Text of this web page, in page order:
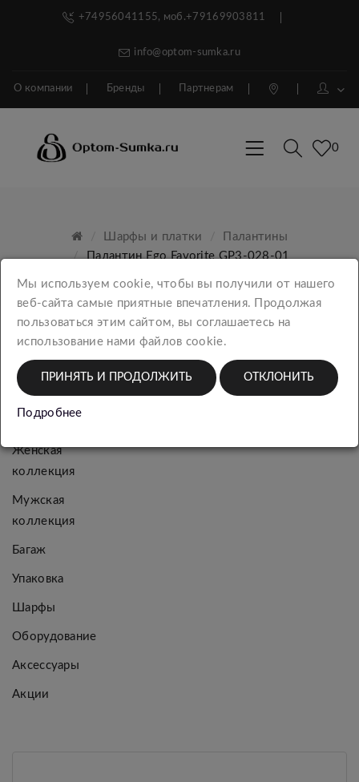
+74956041155, моб.+79169903811
info@optom-sumka.ru
О компании Бренды Партнерам
0
Шарфы и платки
Палантины
Палантин Ego Favorite GP3-028-01
КАТЕГОРИИ
Новинки
Женская
коллекция
Мужская
коллекция
Багаж
Упаковка
Шарфы
Оборудование
Аксессуары
Акции
Мы используем cookie, чтобы вы получили от нашего
веб-сайта самые приятные впечатления. Продолжая
пользоваться этим сайтом, вы соглашаетесь на
использование нами файлов cookie.
ПРИНЯТЬ И ПРОДОЛЖИТЬ ОТКЛОНИТЬ
Подробнее